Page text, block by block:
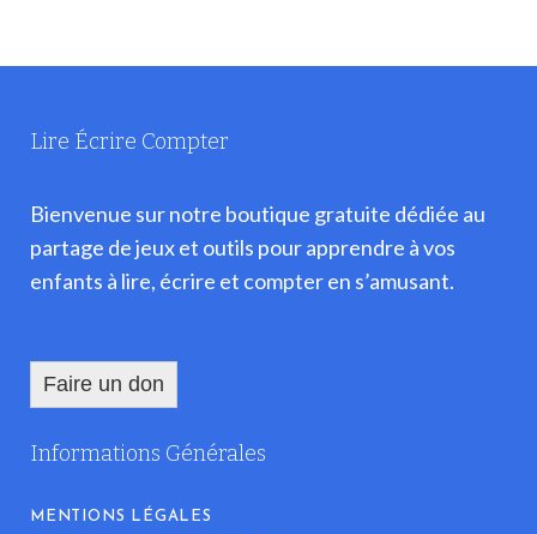
Lire Écrire Compter
Bienvenue sur notre boutique gratuite dédiée au
partage de jeux et outils pour apprendre à vos
enfants à lire, écrire et compter en s’amusant.
Faire un don
Informations Générales
MENTIONS LÉGALES